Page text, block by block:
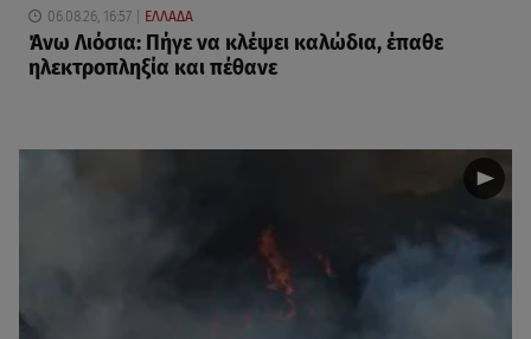
06.08.26, 16:57 ΕΛΛΑΔΑ
Άνω Λιόσια: Πήγε να κλέψει καλώδια, έπαθε
ηλεκτροπληξία και πέθανε